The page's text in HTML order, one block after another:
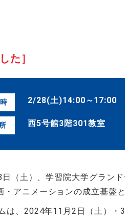
た］
2/28(土)14:00～17:00
西5号館3階301教室
（土）、学習院大学グラン
アニメーションの成立基盤
は、2024年11月2日（土）